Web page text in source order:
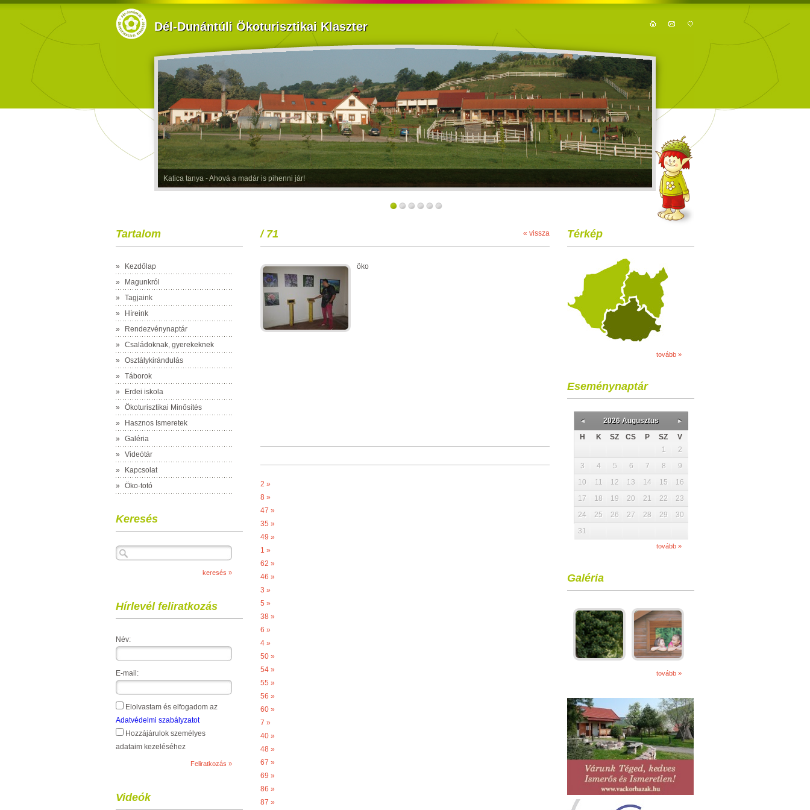
Dél-Dunántúli Ökoturisztikai Klaszter
Katica tanya - Ahová a madár is pihenni jár!
Tartalom
»
Kezdőlap
»
Magunkról
»
Tagjaink
»
Híreink
»
Rendezvénynaptár
»
Családoknak, gyerekeknek
»
Osztálykirándulás
»
Táborok
»
Erdei iskola
»
Ökoturisztikai Minősítés
»
Hasznos Ismeretek
»
Galéria
»
Videótár
»
Kapcsolat
»
Öko-totó
Keresés
Hírlevél feliratkozás
Név:
E-mail:
Elolvastam és elfogadom az
Adatvédelmi szabályzatot
Hozzájárulok személyes
adataim kezeléséhez
Videók
« vissza
/ 71
öko
2 »
8 »
47 »
35 »
49 »
1 »
62 »
46 »
3 »
5 »
38 »
6 »
4 »
50 »
54 »
55 »
56 »
60 »
7 »
40 »
48 »
67 »
69 »
86 »
87 »
Térkép
tovább »
Eseménynaptár
2026 Augusztus
H
K SZ CS P SZ
V
1
2
3
4 5 6 7 8
9
10
11 12 13 14 15
16
17
18 19 20 21 22
23
24
25 26 27 28 29
30
31
tovább »
Galéria
tovább »